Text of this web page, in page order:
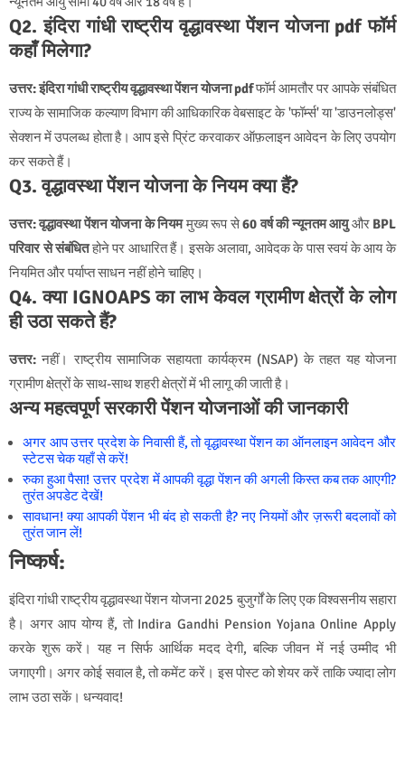
Q2. इंदिरा गांधी राष्ट्रीय वृद्धावस्था पेंशन योजना pdf फॉर्म
कहाँ मिलेगा?
उत्तर:इंदिरा गांधी राष्ट्रीय वृद्धावस्था पेंशन योजना pdfफॉर्म आमतौर पर आपके संबंधित
राज्य के सामाजिक कल्याण विभाग की आधिकारिक वेबसाइट के 'फॉर्म्स' या 'डाउनलोड्स'
सेक्शन में उपलब्ध होता है। आप इसे प्रिंट करवाकर ऑफ़लाइन आवेदन के लिए उपयोग
कर सकते हैं।
Q3. वृद्धावस्था पेंशन योजना के नियम क्या हैं?
उत्तर:वृद्धावस्था पेंशन योजना के नियममुख्य रूप से60 वर्ष की न्यूनतम आयुऔर BPL
परिवार से संबंधितहोने पर आधारित हैं। इसके अलावा, आवेदक के पास स्वयं के आय के
नियमित और पर्याप्त साधन नहीं होने चाहिए।
Q4. क्या IGNOAPS का लाभ केवल ग्रामीण क्षेत्रों के लोग
ही उठा सकते हैं?
उत्तर: नहीं। राष्ट्रीय सामाजिक सहायता कार्यक्रम (NSAP) के तहत यह योजना
ग्रामीण क्षेत्रों के साथ-साथ शहरी क्षेत्रों में भी लागू की जाती है।
अन्य महत्वपूर्ण सरकारी पेंशन योजनाओं की जानकारी
अगर आप उत्तर प्रदेश के निवासी हैं, तो वृद्धावस्था पेंशन का ऑनलाइन आवेदन और
स्टेटस चेक यहाँ से करें!
रुका हुआ पैसा! उत्तर प्रदेश में आपकी वृद्धा पेंशन की अगली किस्त कब तक आएगी?
तुरंत अपडेट देखें!
सावधान! क्या आपकी पेंशन भी बंद हो सकती है? नए नियमों और ज़रूरी बदलावों को
तुरंत जान लें!
निष्कर्ष:
इंदिरा गांधी राष्ट्रीय वृद्धावस्था पेंशन योजना 2025 बुजुर्गों के लिए एक विश्वसनीय सहारा
है। अगर आप योग्य हैं, तो Indira Gandhi Pension Yojana Online Apply
करके शुरू करें। यह न सिर्फ आर्थिक मदद देगी, बल्कि जीवन में नई उम्मीद भी
जगाएगी। अगर कोई सवाल है, तो कमेंट करें। इस पोस्ट को शेयर करें ताकि ज्यादा लोग
लाभ उठा सकें। धन्यवाद!